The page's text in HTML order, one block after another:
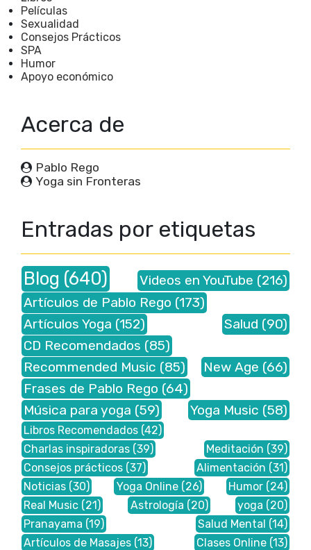
Películas
Sexualidad
Consejos Prácticos
SPA
Humor
Apoyo económico
Acerca de
Pablo Rego
Yoga sin Fronteras
Entradas por etiquetas
Blog (640) Videos en YouTube (216)
Artículos de Pablo Rego (173)
Artículos Yoga (152) Salud (90)
CD Recomendados (85)
Recommended Music (85) New Age (66)
Frases de Pablo Rego (64)
Música para yoga (59) Yoga Music (58)
Libros Recomendados (42)
Charlas inspiradoras (39) Meditación (39)
Consejos prácticos (37) Alimentación (31)
Noticias (30) Yoga Online (26) Humor (24)
Real Music (21) Astrología (20) yoga (20)
Pranayama (19) Salud Mental (14)
Artículos de Masajes (13) Clases Online (13)